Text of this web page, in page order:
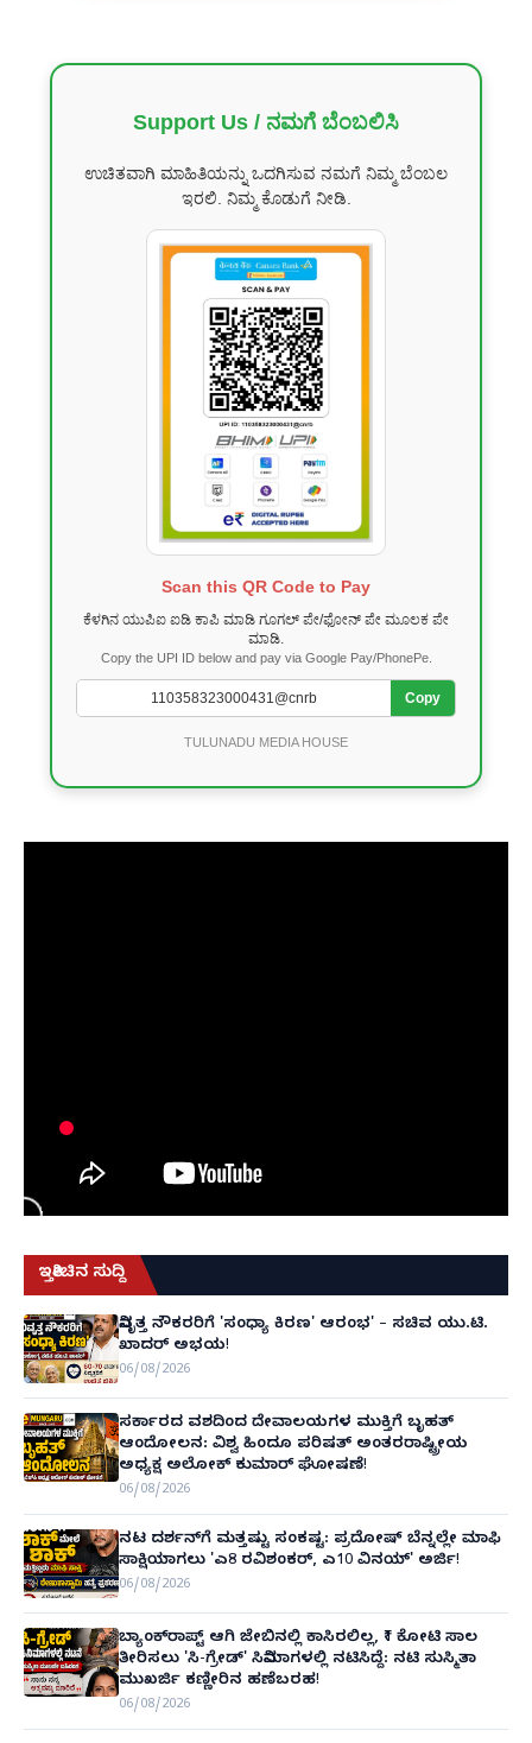
Support Us / ನಮಗೆ ಬೆಂಬಲಿಸಿ
ಉಚಿತವಾಗಿ ಮಾಹಿತಿಯನ್ನು ಒದಗಿಸುವ ನಮಗೆ ನಿಮ್ಮ ಬೆಂಬಲ
ಇರಲಿ. ನಿಮ್ಮ ಕೊಡುಗೆ ನೀಡಿ.
Scan this QR Code to Pay
ಕೆಳಗಿನ ಯುಪಿಐ ಐಡಿ ಕಾಪಿ ಮಾಡಿ ಗೂಗಲ್ ಪೇ/ಫೋನ್ ಪೇ ಮೂಲಕ ಪೇ
ಮಾಡಿ.
Copy the UPI ID below and pay via Google Pay/PhonePe.
Copy
TULUNADU MEDIA HOUSE
ಇತ್ತೀಚಿನ ಸುದ್ದಿ
ನಿವೃತ್ತ ನೌಕರರಿಗೆ 'ಸಂಧ್ಯಾ ಕಿರಣ' ಆರಂಭ' – ಸಚಿವ ಯು.ಟಿ.
ಖಾದರ್ ಅಭಯ!
06/08/2026
ಸರ್ಕಾರದ ವಶದಿಂದ ದೇವಾಲಯಗಳ ಮುಕ್ತಿಗೆ ಬೃಹತ್
ಆಂದೋಲನ: ವಿಶ್ವ ಹಿಂದೂ ಪರಿಷತ್ ಅಂತರರಾಷ್ಟ್ರೀಯ
ಅಧ್ಯಕ್ಷ ಅಲೋಕ್ ಕುಮಾರ್ ಘೋಷಣೆ!
06/08/2026
ನಟ ದರ್ಶನ್‌ಗೆ ಮತ್ತಷ್ಟು ಸಂಕಷ್ಟ: ಪ್ರದೋಷ್ ಬೆನ್ನಲ್ಲೇ ಮಾಫಿ
ಸಾಕ್ಷಿಯಾಗಲು 'ಎ8 ರವಿಶಂಕರ್, ಎ10 ವಿನಯ್' ಅರ್ಜಿ!
06/08/2026
ಬ್ಯಾಂಕ್‌ರಾಪ್ಟ್‌ ಆಗಿ ಜೇಬಿನಲ್ಲಿ ಕಾಸಿರಲಿಲ್ಲ, ₹1 ಕೋಟಿ ಸಾಲ
ತೀರಿಸಲು 'ಸಿ-ಗ್ರೇಡ್' ಸಿನಿಮಾಗಳಲ್ಲಿ ನಟಿಸಿದ್ದೆ: ನಟಿ ಸುಸ್ಮಿತಾ
ಮುಖರ್ಜಿ ಕಣ್ಣೀರಿನ ಹಣೆಬರಹ!
06/08/2026